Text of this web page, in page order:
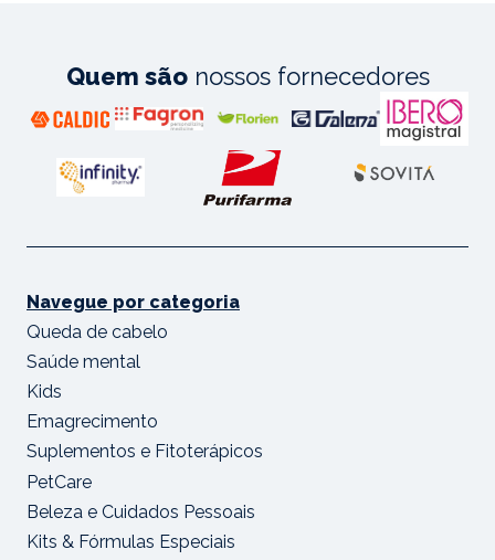
Quem sãonossos fornecedores
Navegue por categoria
Queda de cabelo
Saúde mental
Kids
Emagrecimento
Suplementos e Fitoterápicos
PetCare
Beleza e Cuidados Pessoais
Kits & Fórmulas Especiais